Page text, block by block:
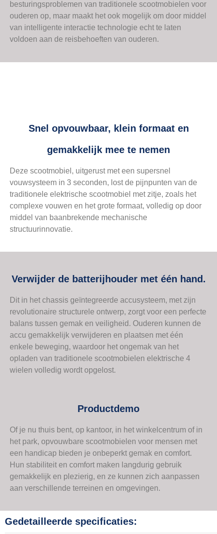
besturingsproblemen van traditionele scootmobielen voor
ouderen op, maar maakt het ook mogelijk om door middel
van intelligente interactie technologie echt te laten
voldoen aan de reisbehoeften van ouderen.
Snel opvouwbaar, klein formaat en
gemakkelijk mee te nemen
Deze scootmobiel, uitgerust met een supersnel
vouwsysteem in 3 seconden, lost de pijnpunten van de
traditionele elektrische scootmobiel met zitje, zoals het
complexe vouwen en het grote formaat, volledig op door
middel van baanbrekende mechanische
structuurinnovatie.
Verwijder de batterijhouder met één hand.
Dit in het chassis geïntegreerde accusysteem, met zijn
revolutionaire structurele ontwerp, zorgt voor een perfecte
balans tussen gemak en veiligheid. Ouderen kunnen de
accu gemakkelijk verwijderen en plaatsen met één
enkele beweging, waardoor het ongemak van het
opladen van traditionele scootmobielen elektrische 4
wielen volledig wordt opgelost.
Productdemo
Of je nu thuis bent, op kantoor, in het winkelcentrum of in
het park, opvouwbare scootmobielen voor mensen met
een handicap bieden je onbeperkt gemak en comfort.
Hun stabiliteit en comfort maken langdurig gebruik
gemakkelijk en plezierig, en ze kunnen zich aanpassen
aan verschillende terreinen en omgevingen.
Gedetailleerde specificaties: